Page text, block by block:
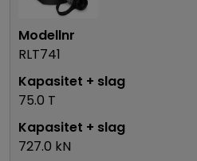
RLT741
75.0 T
727.0 kN